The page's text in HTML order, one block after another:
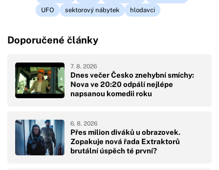
UFO
sektorový nábytek hlodavci
Doporučené články
Dnes večer Česko znehybní smíchy:
Nova ve 20:20 odpálí nejlépe
napsanou komedii roku
7. 8. 2026
Přes milion diváků u obrazovek.
Zopakuje nová řada Extraktorů
brutální úspěch té první?
6. 8. 2026